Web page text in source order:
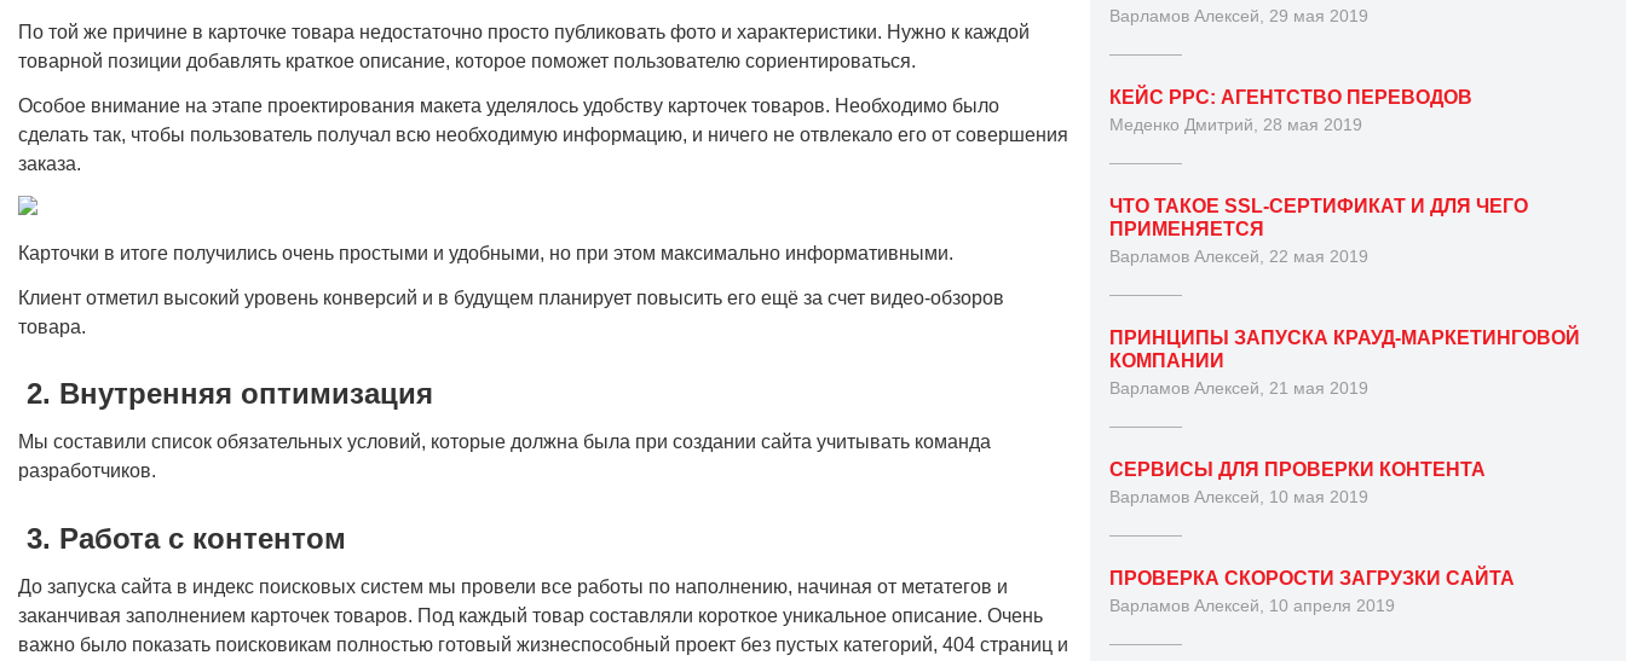
По той же причине в карточке товара недостаточно просто публиковать фото и характеристики. Нужно к каждой
товарной позиции добавлять краткое описание, которое поможет пользователю сориентироваться.
Особое внимание на этапе проектирования макета уделялось удобству карточек товаров. Необходимо было
сделать так, чтобы пользователь получал всю необходимую информацию, и ничего не отвлекало его от совершения
заказа.
Карточки в итоге получились очень простыми и удобными, но при этом максимально информативными.
Клиент отметил высокий уровень конверсий и в будущем планирует повысить его ещё за счет видео-обзоров
товара.
2. Внутренняя оптимизация
Мы составили список обязательных условий, которые должна была при создании сайта учитывать команда
разработчиков.
3. Работа с контентом
До запуска сайта в индекс поисковых систем мы провели все работы по наполнению, начиная от метатегов и
заканчивая заполнением карточек товаров. Под каждый товар составляли короткое уникальное описание. Очень
важно было показать поисковикам полностью готовый жизнеспособный проект без пустых категорий, 404 страниц и
Варламов Алексей, 29 мая 2019
КЕЙС PPC: АГЕНТСТВО ПЕРЕВОДОВ
Меденко Дмитрий, 28 мая 2019
ЧТО ТАКОЕ SSL-СЕРТИФИКАТ И ДЛЯ ЧЕГО
ПРИМЕНЯЕТСЯ
Варламов Алексей, 22 мая 2019
ПРИНЦИПЫ ЗАПУСКА КРАУД-МАРКЕТИНГОВОЙ
КОМПАНИИ
Варламов Алексей, 21 мая 2019
СЕРВИСЫ ДЛЯ ПРОВЕРКИ КОНТЕНТА
Варламов Алексей, 10 мая 2019
ПРОВЕРКА СКОРОСТИ ЗАГРУЗКИ САЙТА
Варламов Алексей, 10 апреля 2019